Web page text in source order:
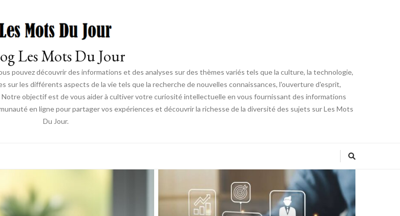
Les Mots Du Jour
pouvez découvrir des informations et des analyses sur des thèmes variés tels que la culture, la technologie,
sur les différents aspects de la vie tels que la recherche de nouvelles connaissances, l'ouverture d'esprit,
objectif est de vous aider à cultiver votre curiosité intellectuelle en vous fournissant des informations
en ligne pour partager vos expériences et découvrir la richesse de la diversité des sujets sur Les Mots
Du Jour.